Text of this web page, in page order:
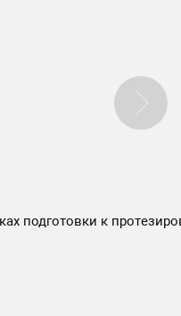
подготовки к